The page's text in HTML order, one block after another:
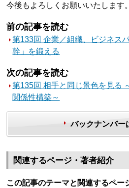
今後もよろしくお願いいたします。
前の記事を読む
第133回 企業／組織、ビジネス
幹」を鍛える
次の記事を読む
第135回 相手と同じ景色を見る
関係性構築～
バックナンバー
関連するページ・著者紹介
この記事のテーマと関連するペー